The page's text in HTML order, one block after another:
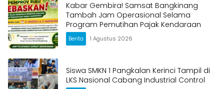
Kabar Gembira! Samsat Bangkinang
Tambah Jam Operasional Selama
Program Pemutihan Pajak Kendaraan
Berita 1 Agustus 2026
Siswa SMKN 1 Pangkalan Kerinci Tampil di
LKS Nasional Cabang Industrial Control